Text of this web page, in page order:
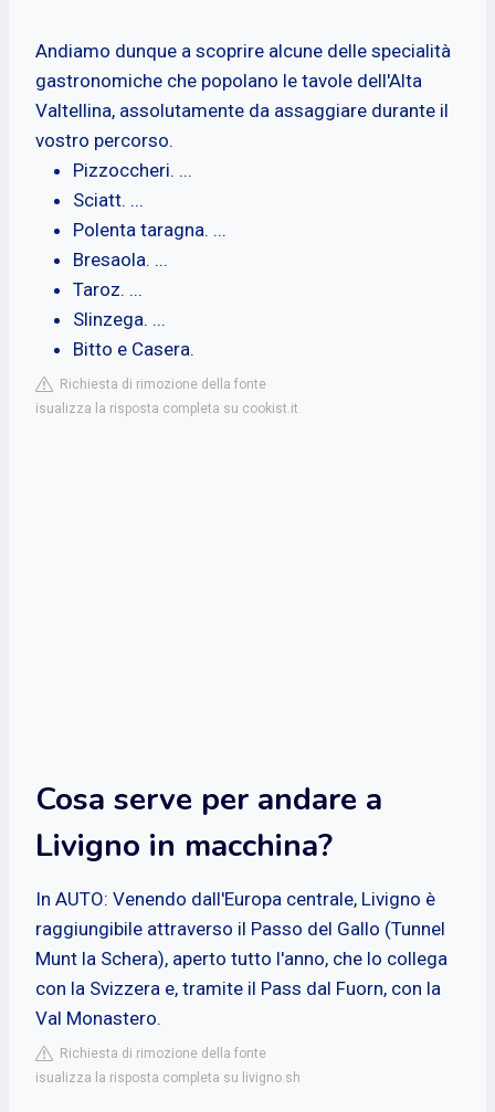
Andiamo dunque a scoprire alcune delle specialità
gastronomiche che popolano le tavole dell'Alta
Valtellina, assolutamente da assaggiare durante il
vostro percorso.
Pizzoccheri. ...
Sciatt. ...
Polenta taragna. ...
Bresaola. ...
Taroz. ...
Slinzega. ...
Bitto e Casera.
Richiesta di rimozione della fonte
isualizza la risposta completa su cookist.it
Cosa serve per andare a
Livigno in macchina?
In AUTO: Venendo dall'Europa centrale, Livigno è
raggiungibile attraverso il Passo del Gallo (Tunnel
Munt la Schera), aperto tutto l'anno, che lo collega
con la Svizzera e, tramite il Pass dal Fuorn, con la
Val Monastero.
Richiesta di rimozione della fonte
isualizza la risposta completa su livigno.sh